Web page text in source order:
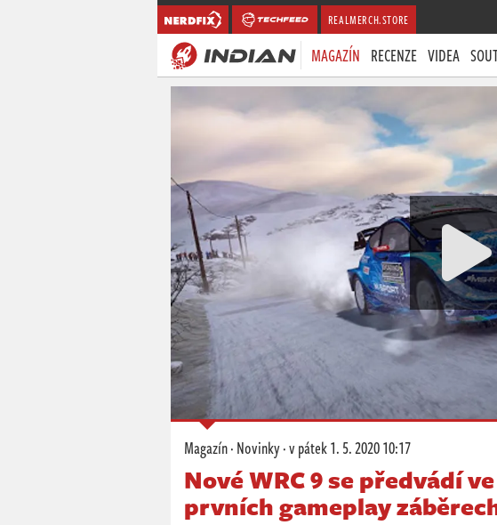
REALMERCH.STORE
MAGAZÍN RECENZE VIDEA
Magazín·Novinky·v pátek1. 5. 2020 10:17
Nové WRC 9 se předvádí
prvních gameplay